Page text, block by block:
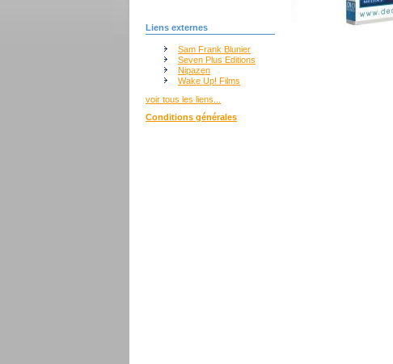
Liens externes
Sam Frank Blunier
Seven Plus Editions
Nipazen
Wake Up! Films
voir tous les liens...
Conditions générales